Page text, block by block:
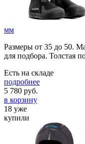
мм
Размеры от 35 до 50.
для подбора. Толстая
Есть на складе
подробнее
5 780 руб.
в корзину
18 уже
купили